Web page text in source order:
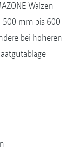
Walzen
500 mm bis 600
bei höheren